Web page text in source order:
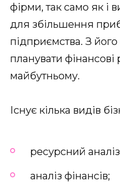
фірми, так само як і
для збільшення
підприємства. З
планувати фінансові
майбутньому.
Існує кілька видів
ресурсний
аналіз фінансів;